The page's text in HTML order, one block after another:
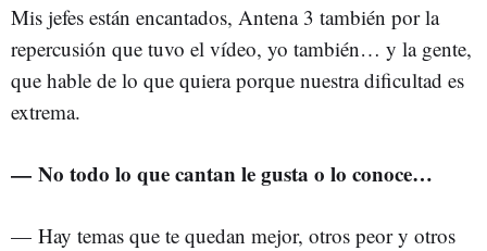
Mis jefes están encantados, Antena 3 también por la
repercusión que tuvo el vídeo, yo también… y la gente,
que hable de lo que quiera porque nuestra dificultad es
extrema.
— No todo lo que cantan le gusta o lo conoce…
— Hay temas que te quedan mejor, otros peor y otros